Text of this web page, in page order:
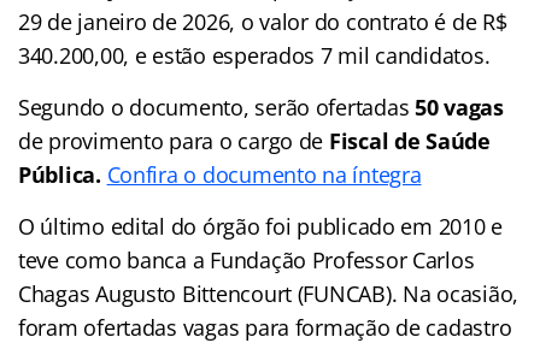
29 de janeiro de 2026, o valor do contrato é de R$
340.200,00, e estão esperados 7 mil candidatos.
Segundo o documento, serão ofertadas50 vagas
de provimento para o cargo de Fiscal de Saúde
Pública. Confira o documento na íntegra
O último edital do órgão foi publicado em 2010 e
teve como banca a Fundação Professor Carlos
Chagas Augusto Bittencourt (FUNCAB). Na ocasião,
foram ofertadas vagas para formação de cadastro